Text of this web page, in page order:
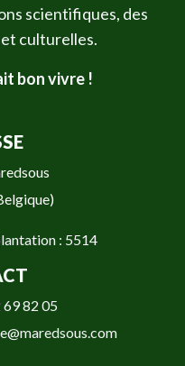
scientifiques, des
culturelles.
bon vivre !
: 5514
69 82 05